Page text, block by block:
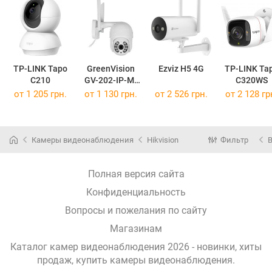
TP-LINK Tapo
C210
GreenVision
GV-202-IP-M-
DOC40-30
Ezviz H5 4G
TP-LINK
C320WS
от 1 205 грн. от 1 130 грн. от 2 526 грн. от 2 128
Камеры видеонаблюдения Hikvision Фильтр
Полная версия сайта
Конфиденциальность
Вопросы и пожелания по сайту
Магазинам
Каталог камер видеонаблюдения 2026 - новинки, хиты
продаж, купить камеры видеонаблюдения.